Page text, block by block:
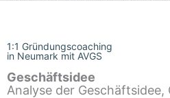
1:1 Gründungscoaching
in Neumark mit AVGS
Geschäftsidee
Analyse der Geschäftsidee,